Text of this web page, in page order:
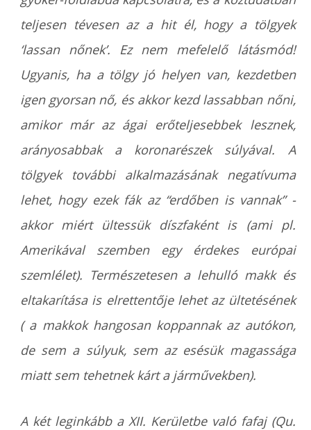
teljesen tévesen az a hit él, hogy a tölgyek
‘lassan nőnek’. Ez nem mefelelő látásmód!
Ugyanis, ha a tölgy jó helyen van, kezdetben
igen gyorsan nő, és akkor kezd lassabban nőni,
amikor már az ágai erőteljesebbek lesznek,
arányosabbak a koronarészek súlyával. A
tölgyek további alkalmazásának negatívuma
lehet, hogy ezek fák az “erdőben is vannak” -
akkor miért ültessük díszfaként is (ami pl.
Amerikával szemben egy érdekes európai
szemlélet). Természetesen a lehulló makk és
eltakarítása is elrettentője lehet az ültetésének
( a makkok hangosan koppannak az autókon,
de sem a súlyuk, sem az esésük magassága
miatt sem tehetnek kárt a járművekben).
A két leginkább a XII. Kerületbe való fafaj (Qu.